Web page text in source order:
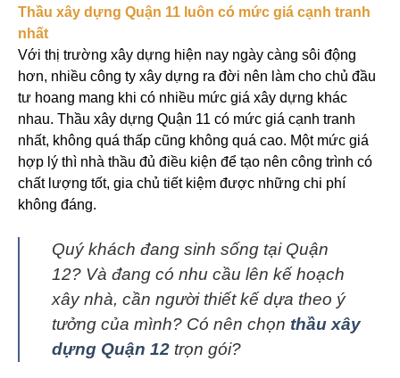
Thầu xây dựng Quận 11 luôn có mức giá cạnh tranh
nhất
Với thị trường xây dựng hiện nay ngày càng sôi động
hơn, nhiều công ty xây dựng ra đời nên làm cho chủ đầu
tư hoang mang khi có nhiều mức giá xây dựng khác
nhau. Thầu xây dựng Quận 11 có mức giá cạnh tranh
nhất, không quá thấp cũng không quá cao. Một mức giá
hợp lý thì nhà thầu đủ điều kiện để tạo nên công trình có
chất lượng tốt, gia chủ tiết kiệm được những chi phí
không đáng.
Quý khách đang sinh sống tại Quận
12? Và đang có nhu cầu lên kế hoạch
xây nhà, cần người thiết kế dựa theo ý
tưởng của mình? Có nên chọn thầu xây
dựng Quận 12 trọn gói?